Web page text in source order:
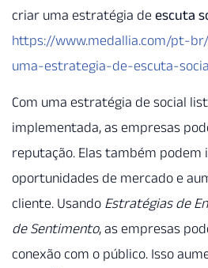
criar uma estratégia de escuta
https://www.medallia.com/pt-
uma-estrategia-de-escuta-
Com uma estratégia de social
implementada, as empresas
reputação. Elas também
oportunidades de mercado e
cliente. Usando Estratégias de
de Sentimento, as empresas
conexão com o público. Isso